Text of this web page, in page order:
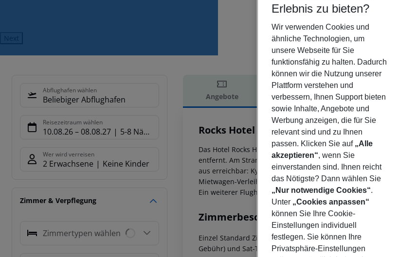
Next
Abflughafen wählen
Beliebiger Abflughafen
Reisezeitraum wählen
10.08.26– 08.08.27 5-8 Nächte
Wer wird verreisen
2 Erwachsene Keine Kinder
Zimmer & Verpflegung
Zimmertypen wählen
Angebote Hotelbeschreibung
Hotelbeschreibung
Rocks Hotel & Casino
Das Hotel Rocks Hotel liegt ca. 30 km von Nicosia entfernt.
entfernt. Am Strand sind Sonnenliegen und
aus erreichbar: Kyrenia Harbour (ca. 2 km), Kyrenia Castle
Mietwagen-Verleih. Der Flughafen (ECN) ist ca. 43 km
Ein weiterer Flughafen (LCA) liegt in etwa 78 km Entfernung.
Zimmerbeschreibung
Einzel Standard Zimmer:Mit Heizung (zentral gesteuert),
Gebühr) und Sat-TV sowie zentral gesteuerter Klimaanlage.
Erlebnis zu bieten?
Wir verwenden Cookies und
ähnliche Technologien, um
unsere Webseite für Sie
funktionsfähig zu halten. Dadurch
können wir die Nutzung unserer
Plattform verstehen und
verbessern, Ihnen Support bieten
sowie Inhalte, Angebote und
Werbung anzeigen, die für Sie
relevant sind und zu Ihnen
passen. Klicken Sie auf „Alle
akzeptieren“, wenn Sie
einverstanden sind. Ihnen reicht
das Nötigste? Dann wählen Sie
„Nur notwendige Cookies“.
Unter „Cookies anpassen“
können Sie Ihre Cookie-
Einstellungen individuell
festlegen. Sie können Ihre
Privatsphäre-Einstellungen